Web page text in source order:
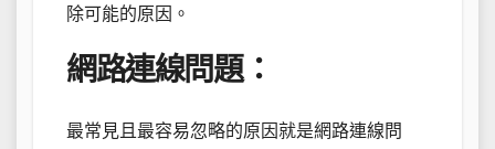
除可能的原因。
網路連線問題：
最常見且最容易忽略的原因就是網路連線問